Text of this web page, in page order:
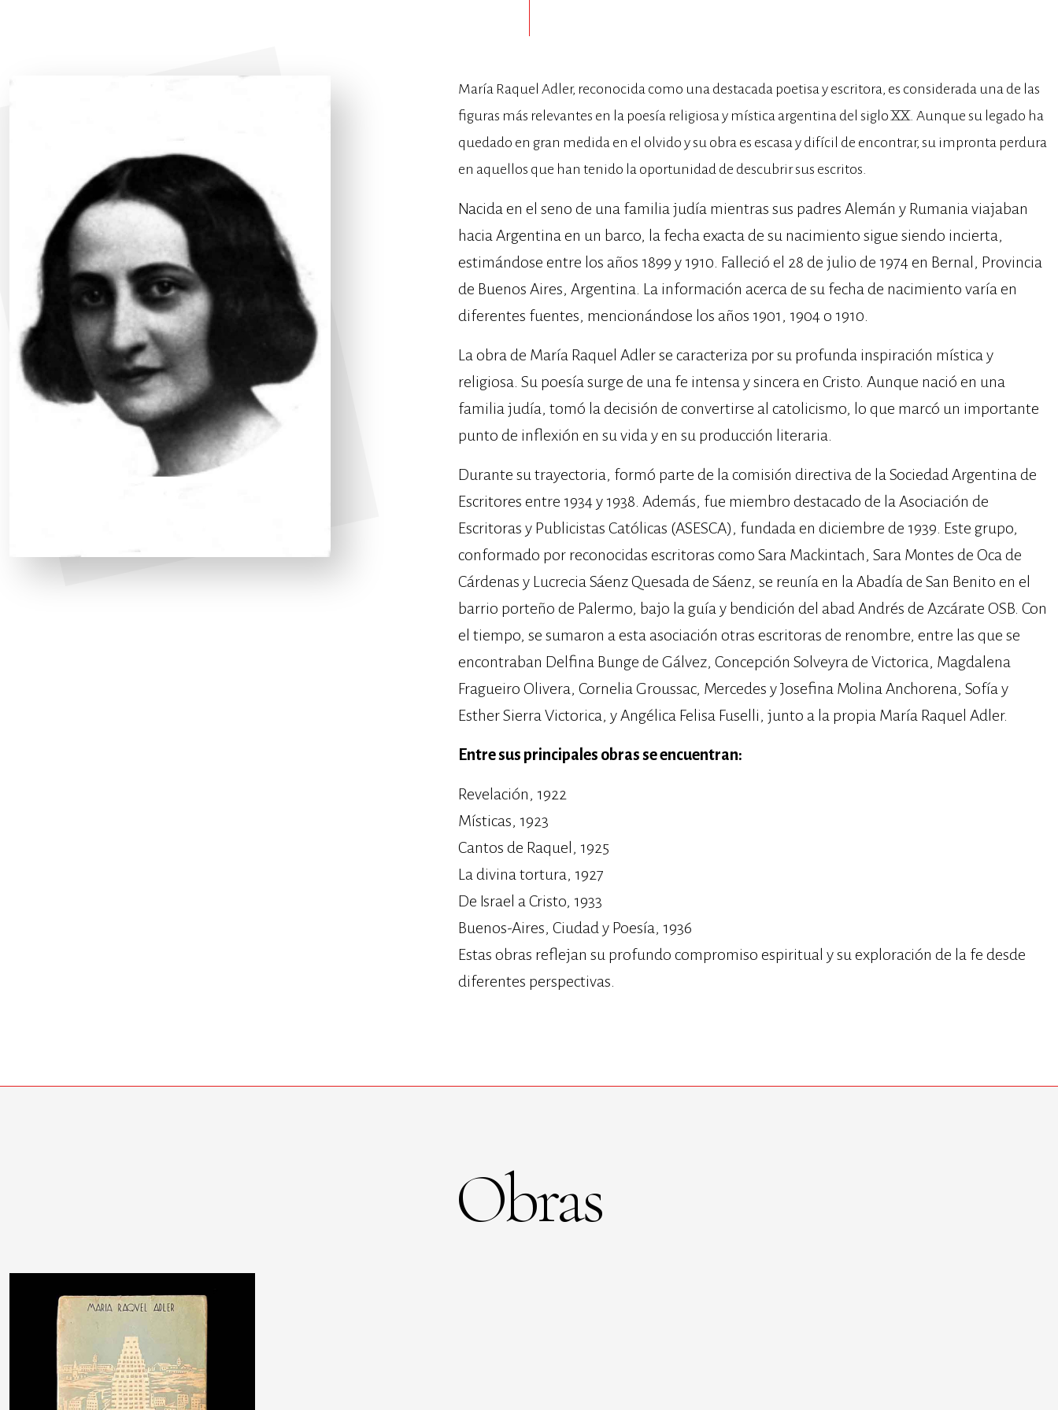
María Raquel Adler, reconocida como una destacada poetisa y escritora, es considerada una de las
figuras más relevantes en la poesía religiosa y mística argentina del siglo XX. Aunque su legado ha
quedado en gran medida en el olvido y su obra es escasa y difícil de encontrar, su impronta perdura
en aquellos que han tenido la oportunidad de descubrir sus escritos.
Nacida en el seno de una familia judía mientras sus padres Alemán y Rumania viajaban
hacia Argentina en un barco, la fecha exacta de su nacimiento sigue siendo incierta,
estimándose entre los años 1899 y 1910. Falleció el 28 de julio de 1974 en Bernal, Provincia
de Buenos Aires, Argentina. La información acerca de su fecha de nacimiento varía en
diferentes fuentes, mencionándose los años 1901, 1904 o 1910.
La obra de María Raquel Adler se caracteriza por su profunda inspiración mística y
religiosa. Su poesía surge de una fe intensa y sincera en Cristo. Aunque nació en una
familia judía, tomó la decisión de convertirse al catolicismo, lo que marcó un importante
punto de inflexión en su vida y en su producción literaria.
Durante su trayectoria, formó parte de la comisión directiva de la Sociedad Argentina de
Escritores entre 1934 y 1938. Además, fue miembro destacado de la Asociación de
Escritoras y Publicistas Católicas (ASESCA), fundada en diciembre de 1939. Este grupo,
conformado por reconocidas escritoras como Sara Mackintach, Sara Montes de Oca de
Cárdenas y Lucrecia Sáenz Quesada de Sáenz, se reunía en la Abadía de San Benito en el
barrio porteño de Palermo, bajo la guía y bendición del abad Andrés de Azcárate OSB. Con
el tiempo, se sumaron a esta asociación otras escritoras de renombre, entre las que se
encontraban Delfina Bunge de Gálvez, Concepción Solveyra de Victorica, Magdalena
Fragueiro Olivera, Cornelia Groussac, Mercedes y Josefina Molina Anchorena, Sofía y
Esther Sierra Victorica, y Angélica Felisa Fuselli, junto a la propia María Raquel Adler.
Entre sus principales obras se encuentran:
Revelación, 1922
Místicas, 1923
Cantos de Raquel, 1925
La divina tortura, 1927
De Israel a Cristo, 1933
Buenos-Aires, Ciudad y Poesía, 1936
Estas obras reflejan su profundo compromiso espiritual y su exploración de la fe desde
diferentes perspectivas.
Obras